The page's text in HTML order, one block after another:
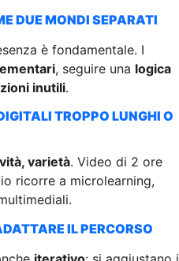
DUE MONDI SEPARATI
è fondamentale. I
, seguire una logica
inutili.
TROPPO LUNGHI O
varietà. Video di 2 ore
ricorre a microlearning,
IL PERCORSO